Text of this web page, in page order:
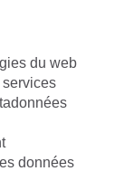
du web
données